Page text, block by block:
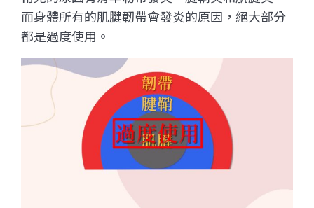
而身體所有的肌腱韌帶會發炎的原因，絕大部分
都是過度使用。